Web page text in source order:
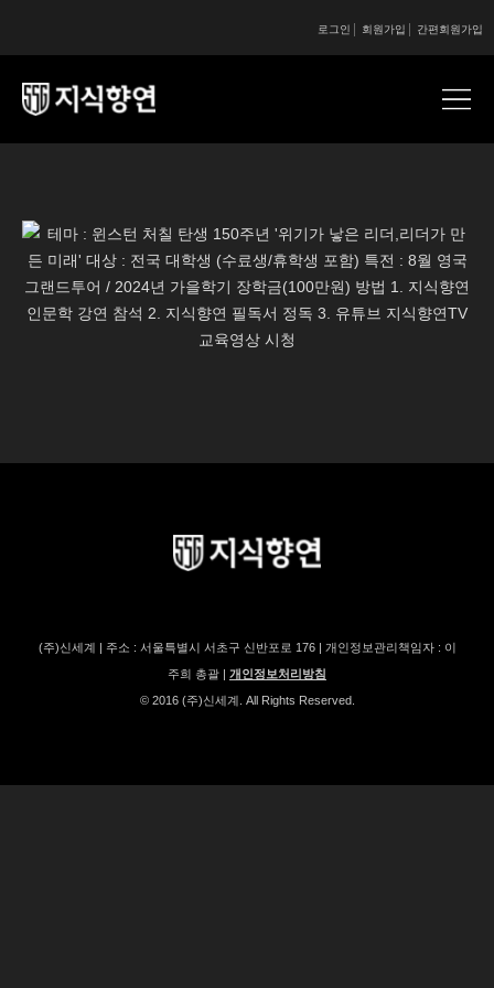
간편회원가입
회원가입
로그인
(주)신세계 | 주소 : 서울특별시 서초구 신반포로 176 | 개인정보관리책임자 : 이
주희 총괄 | 개인정보처리방침